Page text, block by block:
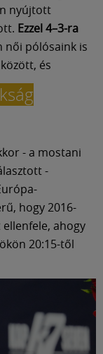
nyújtott
Ezzel 4–3-ra
női pólósaink is
és
- a mostani
-
hogy 2016-
ahogy
20:15-től